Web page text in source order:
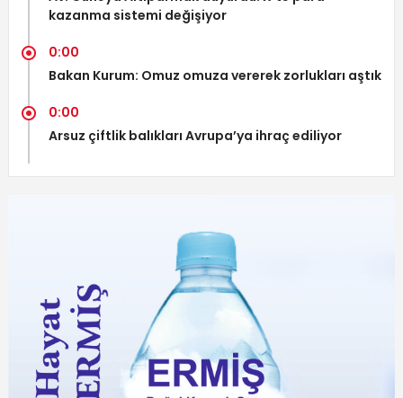
kazanma sistemi değişiyor
0:00
Bakan Kurum: Omuz omuza vererek zorlukları aştık
0:00
Arsuz çiftlik balıkları Avrupa’ya ihraç ediliyor